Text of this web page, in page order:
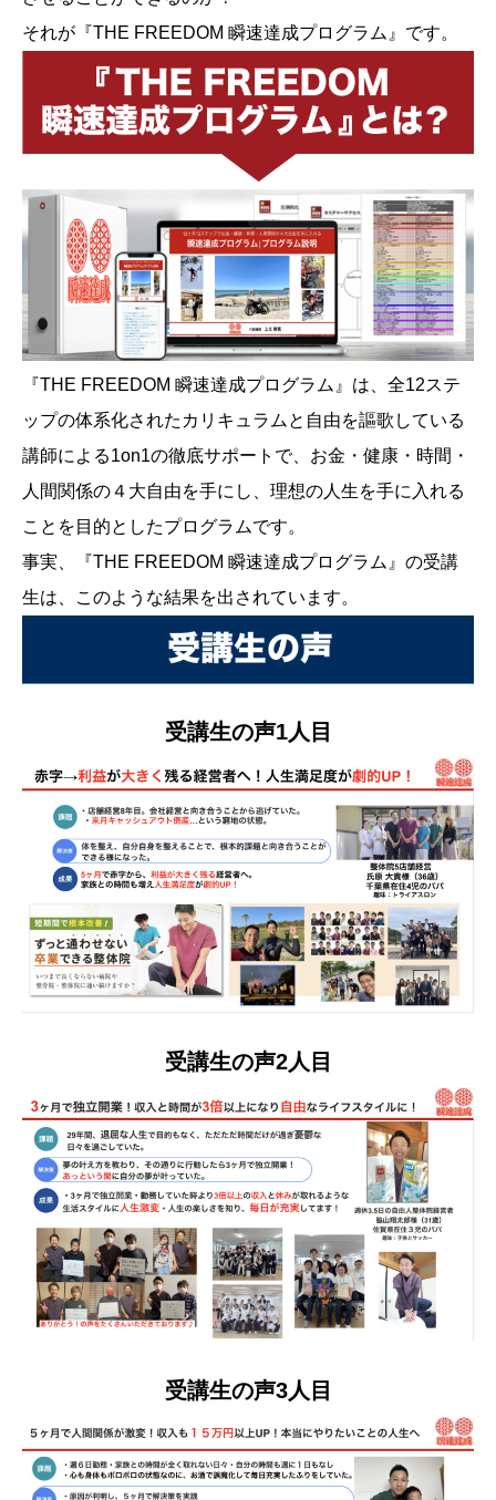
それが『THE FREEDOM 瞬速達成プログラム』です。
『THE FREEDOM 瞬速達成プログラム』は、全12ステ
ップの体系化されたカリキュラムと自由を謳歌している
講師による1on1の徹底サポートで、お金・健康・時間・
人間関係の４大自由を手にし、理想の人生を手に入れる
ことを目的としたプログラムです。
事実、『THE FREEDOM 瞬速達成プログラム』の受講
生は、このような結果を出されています。
受講生の声1人目
受講生の声2人目
受講生の声3人目